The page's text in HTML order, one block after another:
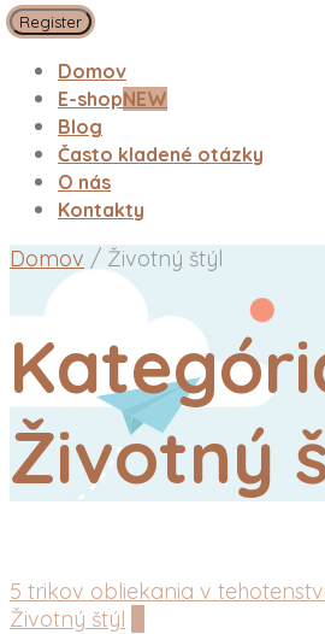
Register
Domov
E-shopNEW
Blog
Často kladené otázky
O nás
Kontakty
Domov / Životný štýl
Životný
5 trikov obliekania v
Životný štýl